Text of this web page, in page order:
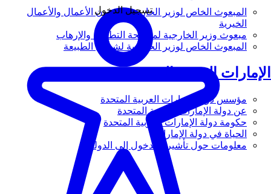
المبعوث الخاص لوزير الخارجية لشؤون الأعمال والأعمال
الخيرية
مبعوث وزير الخارجية لمكافحة التطرف والإرهاب
المبعوث الخاص لوزير الخارجية لشؤون الطبيعة
الإمارات العربية المتحدة
مؤسس دولة الإمارات العربية المتحدة
عن دولة الإمارات العربية المتحدة
حكومة دولة الإمارات العربية المتحدة
الحياة في دولة الإمارات
معلومات حول تأشيرة الدخول إلى الدولة
تسجيل الدخول